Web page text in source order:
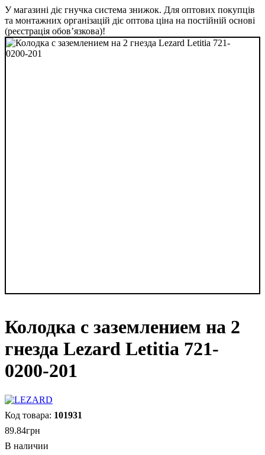
У магазині діє гнучка система знижок. Для оптових покупців
та монтажних організацій діє оптова ціна на постійній основі
(реєстрація обов’язкова)!
Колодка с заземлением на 2
гнезда Lezard Letitia 721-
0200-201
101931
89.84грн
В наличии